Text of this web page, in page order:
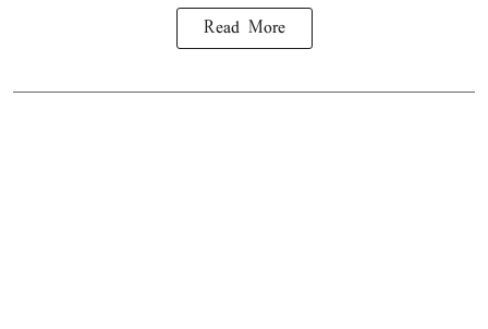
Read More